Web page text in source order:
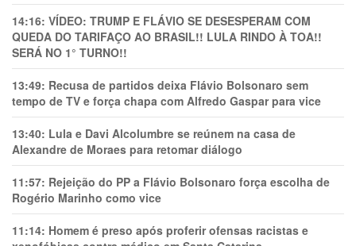
14:16: VÍDEO: TRUMP E FLÁVIO SE DESESPERAM COM
QUEDA DO TARIFAÇO AO BRASIL!! LULA RINDO À TOA!!
SERÁ NO 1° TURNO!!
13:49: Recusa de partidos deixa Flávio Bolsonaro sem
tempo de TV e força chapa com Alfredo Gaspar para vice
13:40: Lula e Davi Alcolumbre se reúnem na casa de
Alexandre de Moraes para retomar diálogo
11:57: Rejeição do PP a Flávio Bolsonaro força escolha de
Rogério Marinho como vice
11:14: Homem é preso após proferir ofensas racistas e